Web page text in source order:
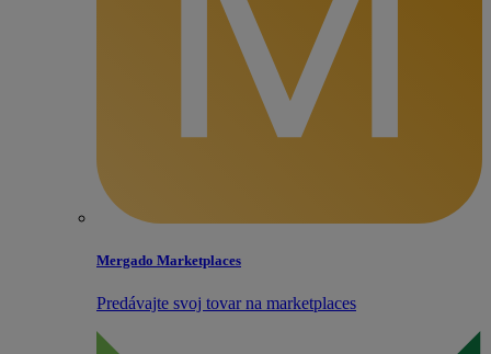
Mergado Marketplaces
Predávajte svoj tovar na marketplaces